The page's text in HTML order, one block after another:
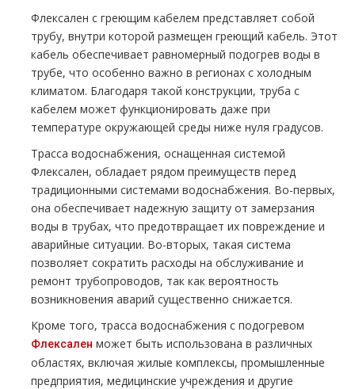
Флексален с греющим кабелем представляет собой
трубу, внутри которой размещен греющий кабель. Этот
кабель обеспечивает равномерный подогрев воды в
трубе, что особенно важно в регионах с холодным
климатом. Благодаря такой конструкции, труба с
кабелем может функционировать даже при
температуре окружающей среды ниже нуля градусов.
Трасса водоснабжения, оснащенная системой
Флексален, обладает рядом преимуществ перед
традиционными системами водоснабжения. Во-первых,
она обеспечивает надежную защиту от замерзания
воды в трубах, что предотвращает их повреждение и
аварийные ситуации. Во-вторых, такая система
позволяет сократить расходы на обслуживание и
ремонт трубопроводов, так как вероятность
возникновения аварий существенно снижается.
Кроме того, трасса водоснабжения с подогревом
Флексален может быть использована в различных
областях, включая жилые комплексы, промышленные
предприятия, медицинские учреждения и другие